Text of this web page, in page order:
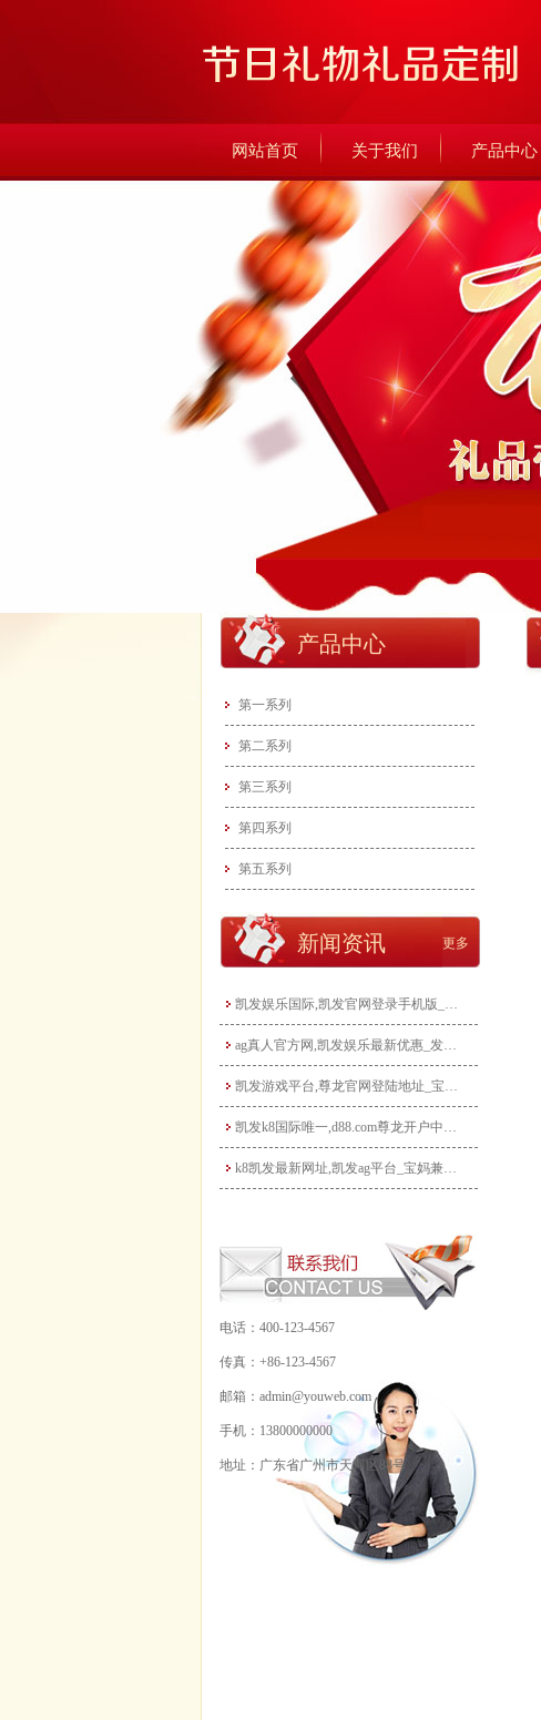
网站首页 关于我们 产品中心
产品中心
第一系列
第二系列
第三系列
第四系列
第五系列
新闻资讯 更多
凯发娱乐国际,凯发官网登录手机版_宝妈做自媒体月入过万？从0到1打造个人IP全攻
ag真人官方网,凯发娱乐最新优惠_发挥宝妈优势：教育类兼职大盘点，既能带娃又能赚
凯发游戏平台,尊龙官网登陆地址_宝妈玩转电商带货：无货源模式轻松起步，新手也能快
凯发k8国际唯一,d88.com尊龙开户中心_宝妈手工兼职：把爱好变成收入，这些
k8凯发最新网址,凯发ag平台_宝妈兼职新选择：线上客服工作指南，时间灵活月入3
电话：400-123-4567
传真：+86-123-4567
邮箱：admin@youweb.com
手机：13800000000
地址：广东省广州市天河区88号